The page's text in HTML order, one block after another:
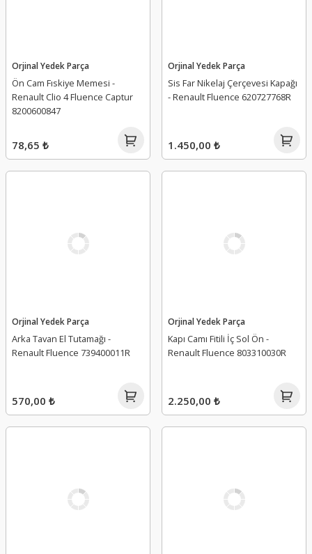
Orjinal Yedek Parça
Ön Cam Fıskiye Memesi -
Renault Clio 4 Fluence Captur
8200600847
78,65 ₺
Orjinal Yedek Parça
Sis Far Nikelaj Çerçevesi Kapağı
- Renault Fluence 620727768R
1.450,00 ₺
Orjinal Yedek Parça
Arka Tavan El Tutamağı -
Renault Fluence 739400011R
570,00 ₺
Orjinal Yedek Parça
Kapı Camı Fitili İç Sol Ön -
Renault Fluence 803310030R
2.250,00 ₺